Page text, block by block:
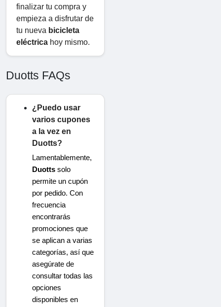
finalizar tu compra y
empieza a disfrutar de
tu nueva bicicleta
eléctrica hoy mismo.
Duotts FAQs
¿Puedo usar
varios cupones
a la vez en
Duotts?
Lamentablemente,
Duotts ​​solo
permite un cupón
por pedido. Con
frecuencia
encontrarás
promociones que
se aplican a varias
categorías, así que
asegúrate de
consultar todas las
opciones
disponibles en